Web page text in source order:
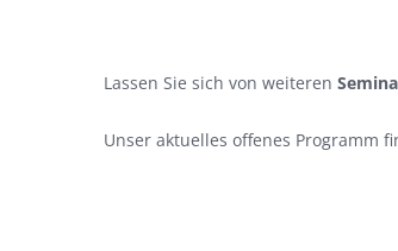
Lassen Sie sich von weiteren
Unser aktuelles offenes Programm